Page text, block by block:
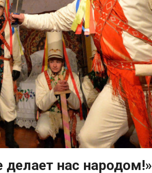
делает нас народом!»